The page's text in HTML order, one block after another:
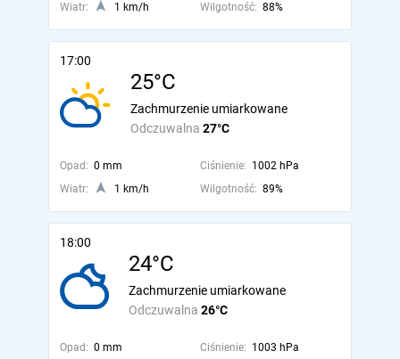
Wiatr:
1 km/h Wilgotność: 88%
17:00
25°C
Odczuwalna 27°C
Zachmurzenie umiarkowane
Opad: 0 mm Ciśnienie: 1002 hPa
Wiatr:
1 km/h Wilgotność: 89%
18:00
24°C
Odczuwalna 26°C
Zachmurzenie umiarkowane
Opad: 0 mm Ciśnienie: 1003 hPa